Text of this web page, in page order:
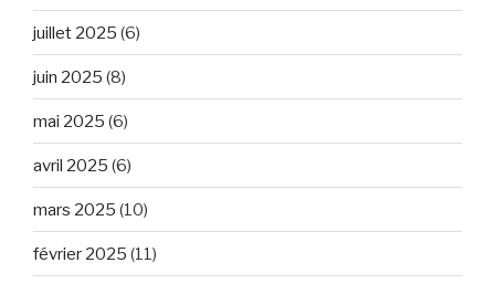
juillet 2025 (6)
juin 2025 (8)
mai 2025 (6)
avril 2025 (6)
mars 2025 (10)
février 2025 (11)